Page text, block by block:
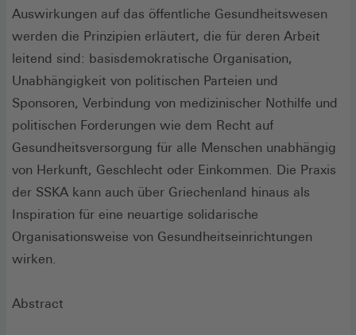
Auswirkungen auf das öffentliche Gesundheitswesen
werden die Prinzipien erläutert, die für deren Arbeit
leitend sind: basisdemokratische Organisation,
Unabhängigkeit von politischen Parteien und
Sponsoren, Verbindung von medizinischer Nothilfe und
politischen Forderungen wie dem Recht auf
Gesundheitsversorgung für alle Menschen unabhängig
von Herkunft, Geschlecht oder Einkommen. Die Praxis
der SSKA kann auch über Griechenland hinaus als
Inspiration für eine neuartige solidarische
Organisationsweise von Gesundheitseinrichtungen
wirken.
Abstract